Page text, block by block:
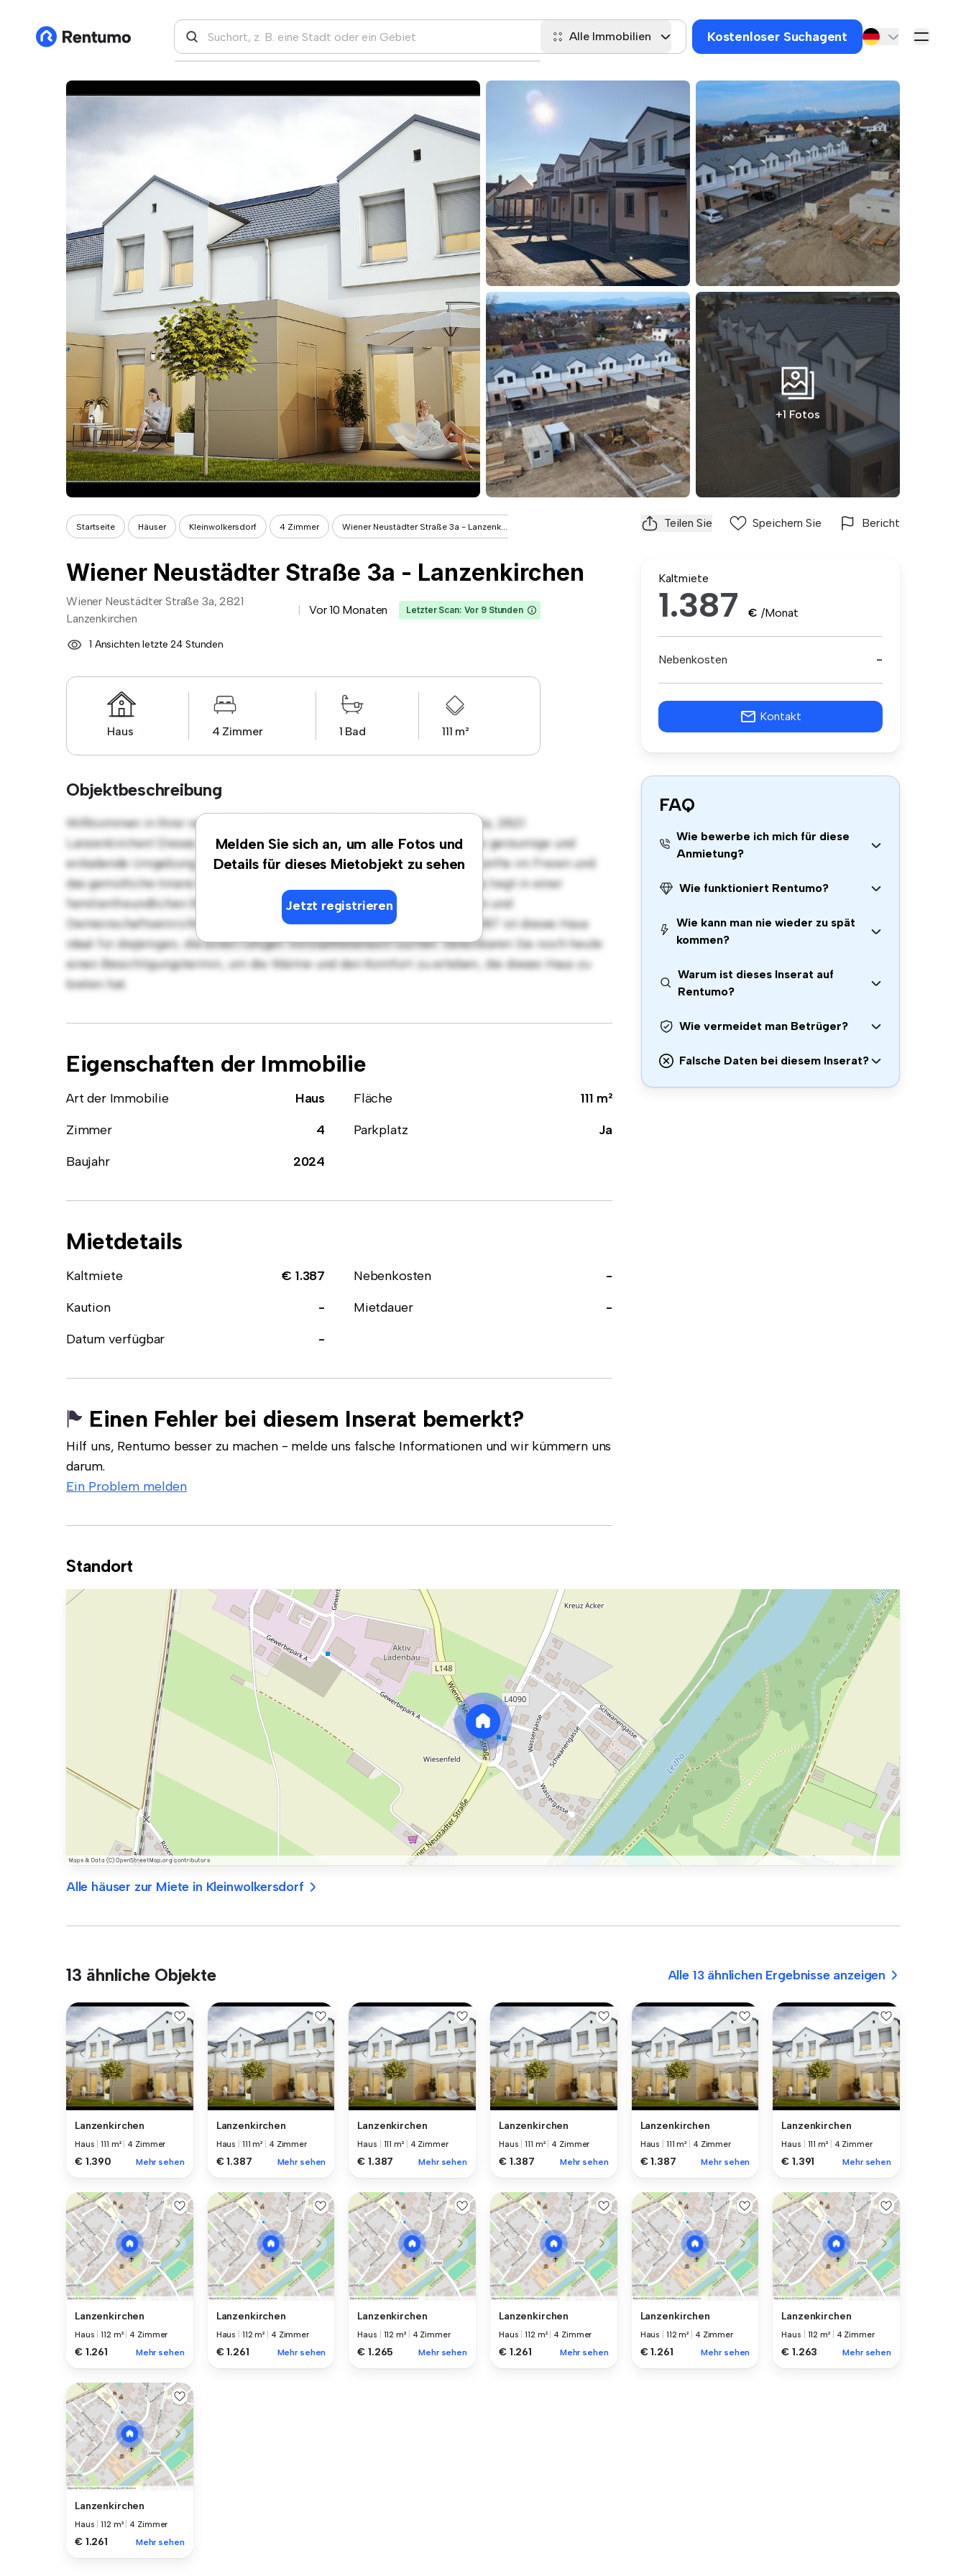
Alle Immobilien Kostenloser Suchagent
+1 Fotos
Startseite Häuser Kleinwolkersdorf 4 Zimmer Wiener Neustädter Straße 3a - Lanzenk... Teilen Sie Speichern Sie Bericht
Wiener Neustädter Straße 3a - Lanzenkirchen
Wiener Neustädter Straße 3a, 2821
Lanzenkirchen
Vor 10 Monaten Letzter Scan: Vor 9 Stunden
1 Ansichten letzte 24 Stunden
Haus 4 Zimmer 1 Bad 111 m²
Objektbeschreibung
Melden Sie sich an, um alle Fotos und
Details für dieses Mietobjekt zu sehen
Jetzt registrieren
Willkommen in Ihrer neuen Vorstadtoase in Wiener Neustädter Straße 3a, 2821
Lanzenkirchen! Dieses charmante Haus mit 4 Schlafzimmern bietet eine geräumige und
einladende Umgebung. Der große Hinterhof ist perfekt für Zusammenkünfte im Freien und
das gemütliche Innere bietet einen komfortablen Rückzugsort. Das Haus liegt in einer
familienfreundlichen Nachbarschaft und bietet Zugang zu Parks, Schulen und
Gemeinschaftseinrichtungen. Mit einem erschwinglichen Preis von € 1.387 ist dieses Haus
ideal für diejenigen, die einen ruhigen Vorstadtlebensstil suchen. Vereinbaren Sie noch heute
einen Besichtigungstermin, um die Wärme und den Komfort zu erleben, die dieses Haus zu
bieten hat.
Eigenschaften der Immobilie
Art der Immobilie Haus Fläche
111 m²
Zimmer
4 Parkplatz
Ja
Baujahr
2024
Mietdetails
Kaltmiete € 1.387 Nebenkosten
-
Kaution
- Mietdauer
-
Datum verfügbar
-
Einen Fehler bei diesem Inserat bemerkt?
Hilf uns, Rentumo besser zu machen - melde uns falsche Informationen und wir kümmern uns
darum.
Ein Problem melden
Kaltmiete
1.387 € /Monat
Nebenkosten -
Kontakt
FAQ
Wie bewerbe ich mich für diese
Anmietung?
Wie funktioniert Rentumo?
Wie kann man nie wieder zu spät
kommen?
Warum ist dieses Inserat auf
Rentumo?
Wie vermeidet man Betrüger?
Falsche Daten bei diesem Inserat?
Standort
Alle häuser zur Miete in Kleinwolkersdorf
13 ähnliche Objekte Alle 13 ähnlichen Ergebnisse anzeigen
Lanzenkirchen
Haus |111 m² 4 Zimmer
€ 1.390 Mehr sehen
Lanzenkirchen
Haus 111 m² 4 Zimmer
€ 1.387 Mehr sehen
Lanzenkirchen
Haus 111 m² 4 Zimmer
€ 1.387 Mehr sehen
Lanzenkirchen
Haus |111 m² 4 Zimmer
€ 1.387 Mehr sehen
Lanzenkirchen
Haus 111 m² 4 Zimmer
€ 1.387 Mehr sehen
Lanzenkirchen
Haus 111 m² 4 Zimmer
€ 1.391 Mehr sehen
Lanzenkirchen
Haus |112 m² 4 Zimmer
€ 1.261 Mehr sehen
Lanzenkirchen
Haus 112 m² 4 Zimmer
€ 1.261 Mehr sehen
Lanzenkirchen
Haus 112 m² 4 Zimmer
€ 1.265 Mehr sehen
Lanzenkirchen
Haus |112 m² 4 Zimmer
€ 1.261 Mehr sehen
Lanzenkirchen
Haus 112 m² 4 Zimmer
€ 1.261 Mehr sehen
Lanzenkirchen
Haus 112 m² 4 Zimmer
€ 1.263 Mehr sehen
Lanzenkirchen
Haus |112 m² 4 Zimmer
€ 1.261 Mehr sehen